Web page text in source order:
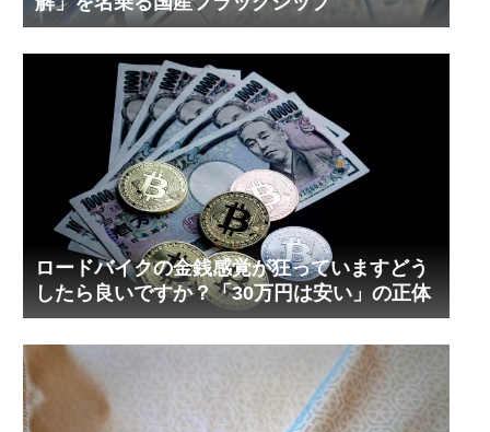
ロードバイクの金銭感覚が狂っていますどう
したら良いですか？「30万円は安い」の正体